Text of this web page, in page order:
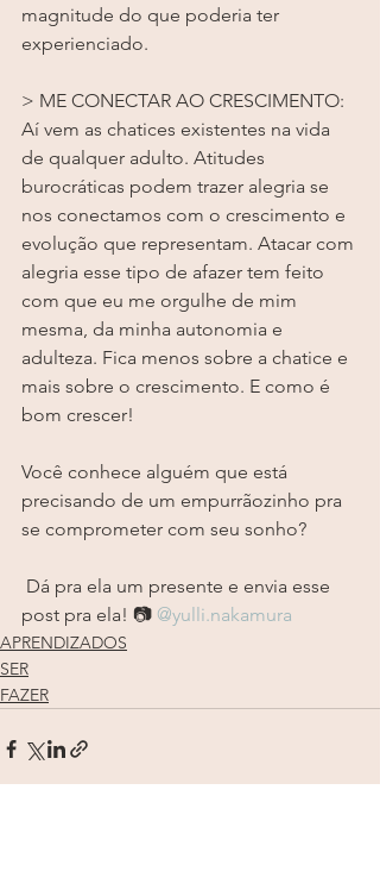
magnitude do que poderia ter
experienciado.
> ME CONECTAR AO CRESCIMENTO:
Aí vem as chatices existentes na vida
de qualquer adulto. Atitudes
burocráticas podem trazer alegria se
nos conectamos com o crescimento e
evolução que representam. Atacar com
alegria esse tipo de afazer tem feito
com que eu me orgulhe de mim
mesma, da minha autonomia e
adulteza. Fica menos sobre a chatice e
mais sobre o crescimento. E como é
bom crescer!
Você conhece alguém que está
precisando de um empurrãozinho pra
se comprometer com seu sonho?
post pra ela! 📷 @yulli.nakamura
APRENDIZADOS
SER
FAZER